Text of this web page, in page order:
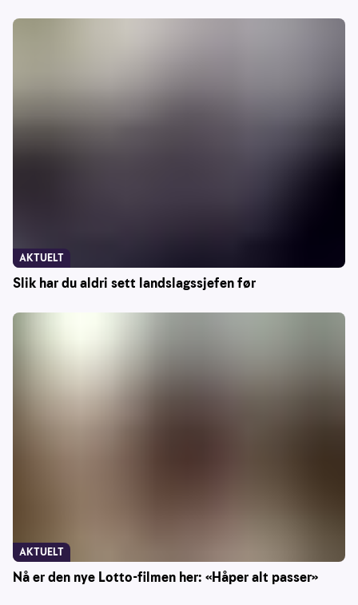
Slik har du aldri sett landslagssjefen før
AKTUELT
Nå er den nye Lotto-filmen her: «Håper alt passer»
AKTUELT